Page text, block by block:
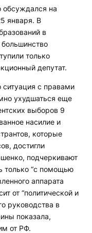
обсуждался на
января. В
в
только
депутат.
ситуация с правами
ухудшаться еще
выборов 9
насилие и
которые
достигли
подчеркивают
только “с помощью
аппарата
от “политической и
руководства в
показала,
от РФ.